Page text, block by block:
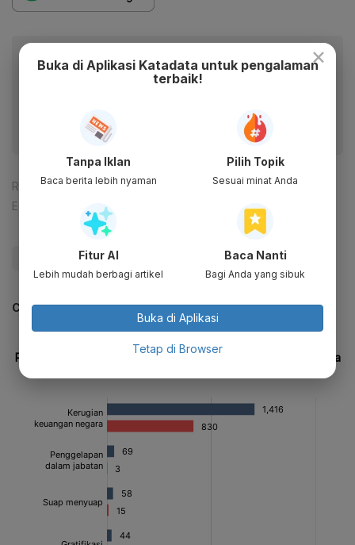
Dapatkan pengalaman membaca lebih nyaman dan nikmati
Reporter: Ade Rosman
Editor:
Ira Guslina Sufa
#Edhy Prabowo #Update Me #Korupsi
CEK JUGA DATA INI
×
Buka di Aplikasi Katadata untuk pengalaman
terbaik!
Tanpa Iklan
Baca berita lebih nyaman
Pilih Topik
Sesuai minat Anda
Fitur AI
Lebih mudah berbagi artikel
Baca Nanti
Bagi Anda yang sibuk
Buka di Aplikasi
Tetap di Browser